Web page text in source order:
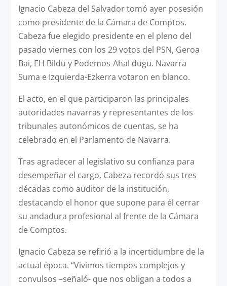
Ignacio Cabeza del Salvador tomó ayer posesión
como presidente de la Cámara de Comptos.
Cabeza fue elegido presidente en el pleno del
pasado viernes con los 29 votos del PSN, Geroa
Bai, EH Bildu y Podemos-Ahal dugu. Navarra
Suma e Izquierda-Ezkerra votaron en blanco.
El acto, en el que participaron las principales
autoridades navarras y representantes de los
tribunales autonómicos de cuentas, se ha
celebrado en el Parlamento de Navarra.
Tras agradecer al legislativo su confianza para
desempeñar el cargo, Cabeza recordó sus tres
décadas como auditor de la institución,
destacando el honor que supone para él cerrar
su andadura profesional al frente de la Cámara
de Comptos.
Ignacio Cabeza se refirió a la incertidumbre de la
actual época. “Vivimos tiempos complejos y
convulsos –señaló- que nos obligan a todos a